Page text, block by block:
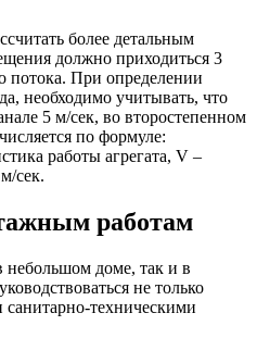
более детальным
должно приходиться 3
потока. При определении
необходимо учитывать, что
5 м/сек, во второстепенном
по формуле:
работы агрегата, V –
сек.
работам
доме, так и в
не только
техническими